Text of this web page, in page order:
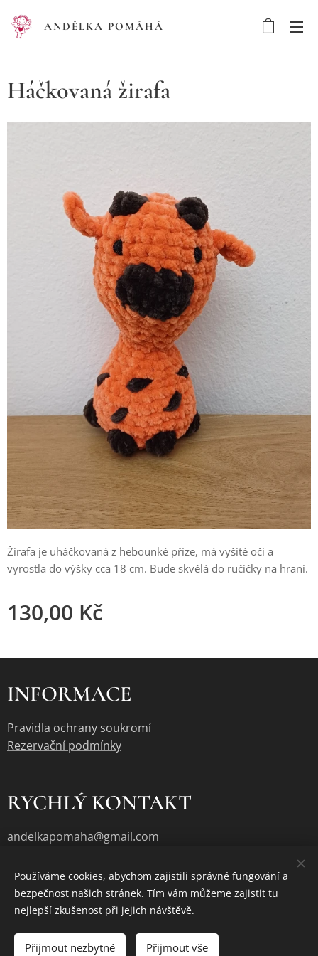
ANDĚLKA POMÁHÁ
Háčkovaná žirafa
Žirafa je uháčkovaná z hebounké příze, má vyšité oči a
vyrostla do výšky cca 18 cm. Bude skvělá do ručičky na hraní.
130,00 Kč
Vyprodáno
INFORMACE
Pravidla ochrany soukromí
Rezervační podmínky
RYCHLÝ KONTAKT
andelkapomaha@gmail.com
Cookies
Používáme cookies, abychom zajistili správné fungování a
bezpečnost našich stránek. Tím vám můžeme zajistit tu
nejlepší zkušenost při jejich návštěvě.
Přijmout nezbytné Přijmout vše